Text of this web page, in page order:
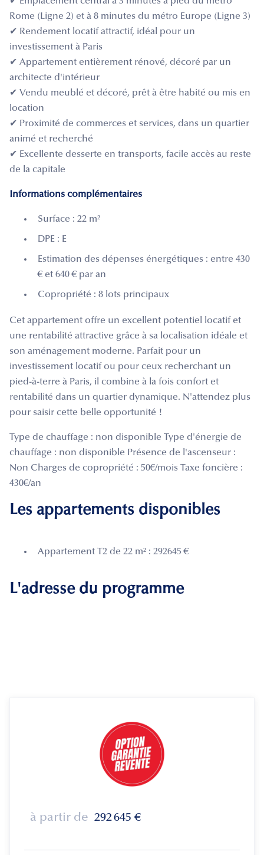
Rome (Ligne 2) et à 8 minutes du métro Europe (Ligne 3)
✔ Rendement locatif attractif, idéal pour un
investissement à Paris
✔ Appartement entièrement rénové, décoré par un
architecte d'intérieur
✔ Vendu meublé et décoré, prêt à être habité ou mis en
location
✔ Proximité de commerces et services, dans un quartier
animé et recherché
✔ Excellente desserte en transports, facile accès au reste
de la capitale
Informations complémentaires
Surface : 22 m²
DPE : E
Estimation des dépenses énergétiques : entre 430
€ et 640 € par an
Copropriété : 8 lots principaux
Cet appartement offre un excellent potentiel locatif et
une rentabilité attractive grâce à sa localisation idéale et
son aménagement moderne. Parfait pour un
investissement locatif ou pour ceux recherchant un
pied-à-terre à Paris, il combine à la fois confort et
rentabilité dans un quartier dynamique. N'attendez plus
pour saisir cette belle opportunité !
Type de chauffage : non disponible Type d'énergie de
chauffage : non disponible Présence de l'ascenseur :
Non Charges de copropriété : 50€/mois Taxe foncière :
430€/an
Les appartements disponibles
Appartement T2 de 22 m² : 292645 €
L'adresse du programme
à partir de 292 645 €